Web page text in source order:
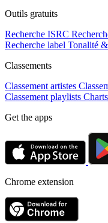
Outils gratuits
Recherche ISRC
Recherche label Tonalité
Classements
Classement artistes
Classement playlists Charts
Get the apps
Chrome extension